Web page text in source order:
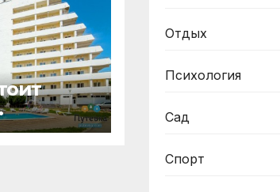
в
Отдых
Психология
Сад
Спорт